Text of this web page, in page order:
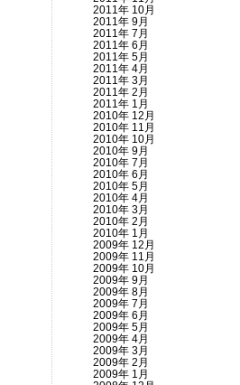
2011年 10月
2011年 9月
2011年 7月
2011年 6月
2011年 5月
2011年 4月
2011年 3月
2011年 2月
2011年 1月
2010年 12月
2010年 11月
2010年 10月
2010年 9月
2010年 7月
2010年 6月
2010年 5月
2010年 4月
2010年 3月
2010年 2月
2010年 1月
2009年 12月
2009年 11月
2009年 10月
2009年 9月
2009年 8月
2009年 7月
2009年 6月
2009年 5月
2009年 4月
2009年 3月
2009年 2月
2009年 1月